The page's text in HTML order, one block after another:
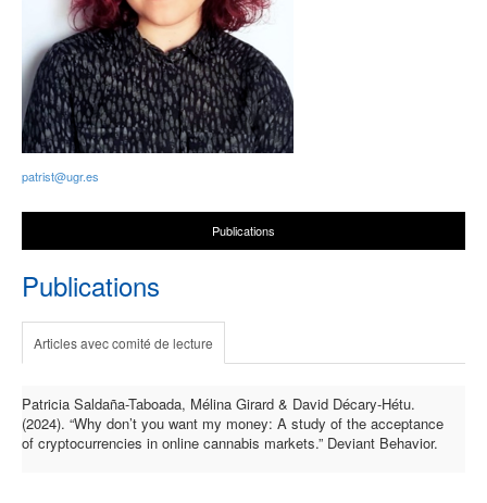
patrist@ugr.es
Publications
Publications
Articles avec comité de lecture
Patricia Saldaña-Taboada, Mélina Girard & David Décary-Hétu.
(2024). “Why don’t you want my money: A study of the acceptance
of cryptocurrencies in online cannabis markets.” Deviant Behavior.